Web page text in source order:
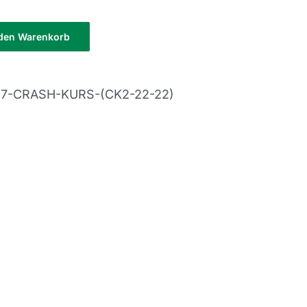
Warenkorb
CRASH-KURS-(CK2-22-22)